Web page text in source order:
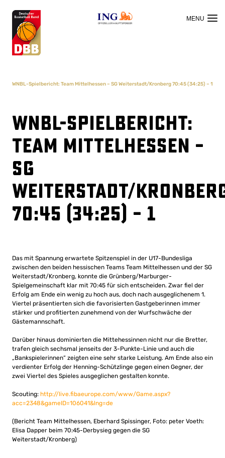
OFFIZIELLER HAUPTSPONSOR
WNBL-Spielbericht: Team Mittelhessen – SG Weiterstadt/Kronberg 70:45 (34:25) – 1
WNBL-Spielbericht:
Team Mittelhessen –
SG
Weiterstadt/
70:45 (34:25) – 1
Das mit Spannung erwartete Spitzenspiel in der U17-Bundesliga
zwischen den beiden hessischen Teams Team Mittelhessen und der SG
Weiterstadt/Kronberg, konnte die Grünberg/Marburger-
Spielgemeinschaft klar mit 70:45 für sich entscheiden. Zwar fiel der
Erfolg am Ende ein wenig zu hoch aus, doch nach ausgeglichenem 1.
Viertel präsentierten sich die favorisierten Gastgeberinnen immer
stärker und profitierten zunehmend von der Wurfschwäche der
Gästemannschaft.
Darüber hinaus dominierten die Mittehessinnen nicht nur die Bretter,
trafen gleich sechsmal jenseits der 3-Punkte-Linie und auch die
„Bankspielerinnen“ zeigten eine sehr starke Leistung. Am Ende also ein
verdienter Erfolg der Henning-Schützlinge gegen einen Gegner, der
zwei Viertel des Spieles ausgeglichen gestalten konnte.
Scouting: http://live.fibaeurope.com/www/Game.aspx?
acc=2348&gameID=106041&lng=de
(Bericht Team Mittelhessen, Eberhard Spissinger, Foto: peter Voeth:
Elisa Dapper beim 70:45-Derbysieg gegen die SG
Weiterstadt/Kronberg)